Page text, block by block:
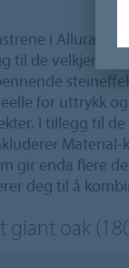
i Allura
til de velkjente
for uttrykk
I tillegg til
gir enda flere
deg til å
giant oak